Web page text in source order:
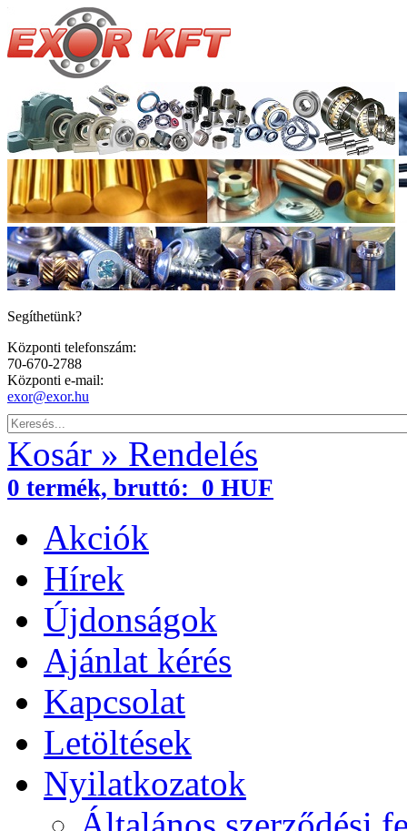
Segíthetünk?
Központi telefonszám:
70-670-2788
Központi e-mail:
exor@exor.hu
Kosár » Rendelés
0 termék, bruttó: 0 HUF
Akciók
Hírek
Újdonságok
Ajánlat kérés
Kapcsolat
Letöltések
Nyilatkozatok